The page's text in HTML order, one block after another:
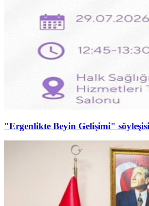
"Ergenlikte Beyin Gelişimi"